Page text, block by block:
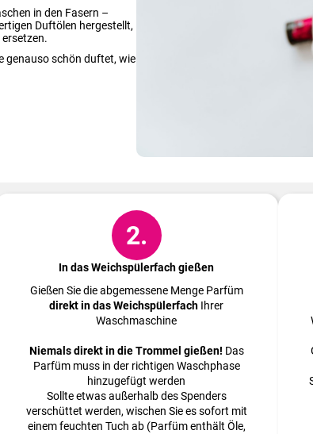
in den Fasern –
Duftölen hergestellt,
genauso schön duftet, wie
So geht's!
2.
In das Weichspülerfach gießen
Gießen Sie die abgemessene Menge Parfüm
direkt in das Weichspülerfach Ihrer
Waschmaschine
Niemals direkt in die Trommel gießen! Das
Parfüm muss in der richtigen Waschphase
hinzugefügt werden
Sollte etwas außerhalb des Spenders
verschüttet werden, wischen Sie es sofort mit
einem feuchten Tuch ab (Parfüm enthält Öle,